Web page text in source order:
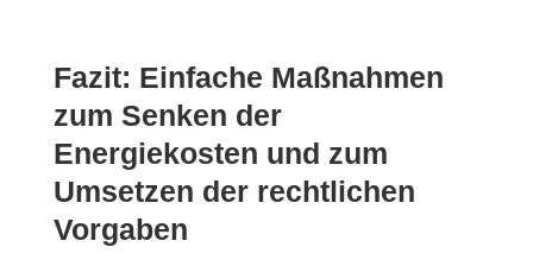
Fazit: Einfache Maßnahmen
zum Senken der
Energiekosten und zum
Umsetzen der rechtlichen
Vorgaben